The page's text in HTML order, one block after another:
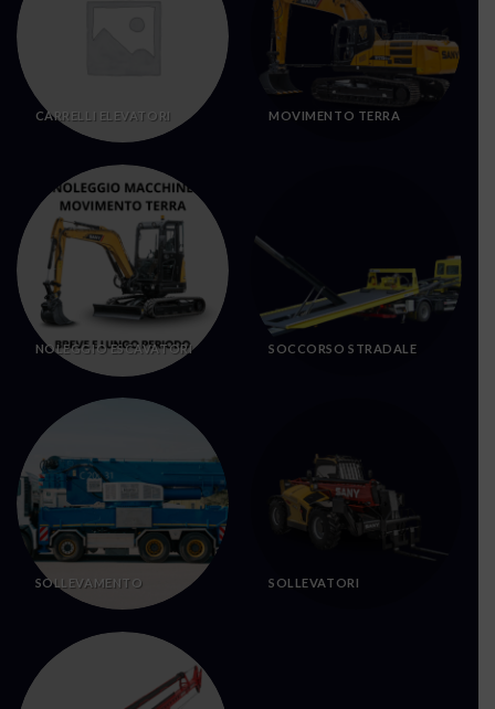
CARRELLI ELEVATORI MOVIMENTO TERRA
NOLEGGIO ESCAVATORI SOCCORSO STRADALE
SOLLEVAMENTO SOLLEVATORI